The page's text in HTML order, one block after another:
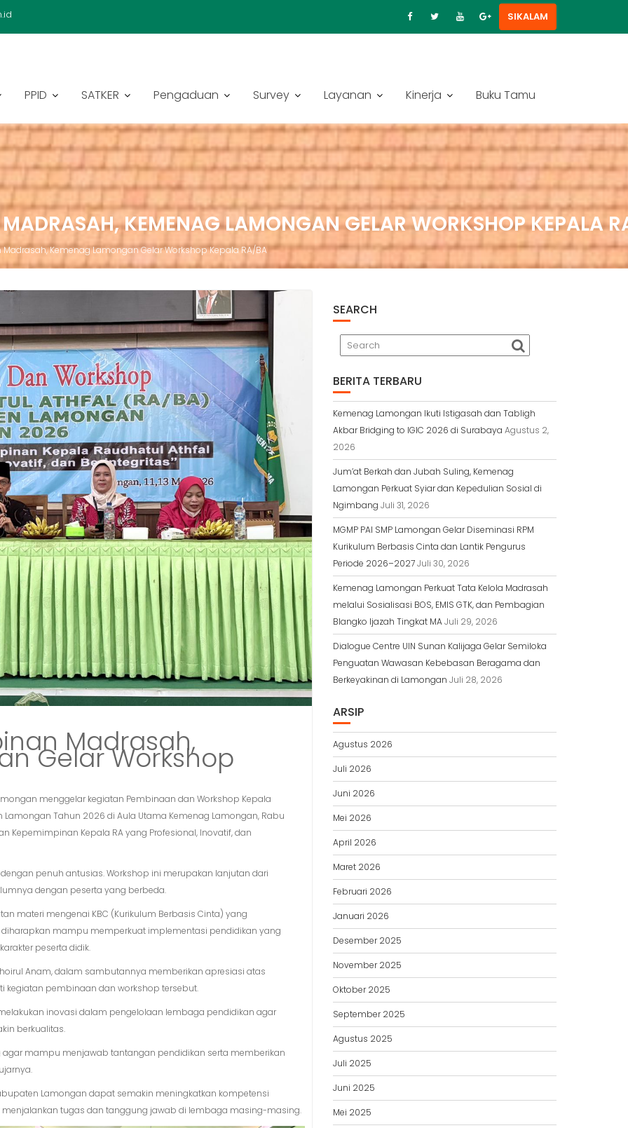
SIKALAM
PPID SATKER Pengaduan Survey Layanan Kinerja Buku Tamu
KEMENAG LAMONGAN GELAR WORKSHOP KEPALA
Kemenag Lamongan Gelar Workshop Kepala RA/BA
Madrasah,
Gelar Workshop
menggelar kegiatan Pembinaan dan Workshop Kepala
Tahun 2026 di Aula Utama Kemenag Lamongan, Rabu
Kepemimpinan Kepala RA yang Profesional, Inovatif, dan
penuh antusias. Workshop ini merupakan lanjutan dari
dengan peserta yang berbeda.
materi mengenai KBC (Kurikulum Berbasis Cinta) yang
mampu memperkuat implementasi pendidikan yang
peserta didik.
Anam, dalam sambutannya memberikan apresiasi atas
kegiatan pembinaan dan workshop tersebut.
inovasi dalam pengelolaan lembaga pendidikan agar
berkualitas.
agar mampu menjawab tantangan pendidikan serta memberikan
Lamongan dapat semakin meningkatkan kompetensi
tugas dan tanggung jawab di lembaga masing-masing.
SEARCH
BERITA TERBARU
Kemenag Lamongan Ikuti Istigasah dan Tabligh
Akbar Bridging to IGIC 2026 di Surabaya Agustus 2,
2026
Jum’at Berkah dan Jubah Suling, Kemenag
Lamongan Perkuat Syiar dan Kepedulian Sosial di
Ngimbang Juli 31, 2026
MGMP PAI SMP Lamongan Gelar Diseminasi RPM
Kurikulum Berbasis Cinta dan Lantik Pengurus
Periode 2026–2027Juli 30, 2026
Kemenag Lamongan Perkuat Tata Kelola Madrasah
melalui Sosialisasi BOS, EMIS GTK, dan Pembagian
Blangko Ijazah Tingkat MAJuli 29, 2026
Dialogue Centre UIN Sunan Kalijaga Gelar Semiloka
Penguatan Wawasan Kebebasan Beragama dan
Berkeyakinan di Lamongan Juli 28, 2026
ARSIP
Agustus 2026
Juli 2026
Juni 2026
Mei 2026
April 2026
Maret 2026
Februari 2026
Januari 2026
Desember 2025
November 2025
Oktober 2025
September 2025
Agustus 2025
Juli 2025
Juni 2025
Mei 2025